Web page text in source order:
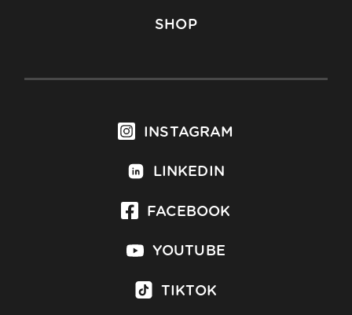
SHOP
INSTAGRAM
LINKEDIN
FACEBOOK
YOUTUBE
TIKTOK